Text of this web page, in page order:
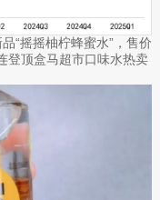
“摇摇柚柠蜂蜜水”，售价
登顶盒马超市口味水热卖